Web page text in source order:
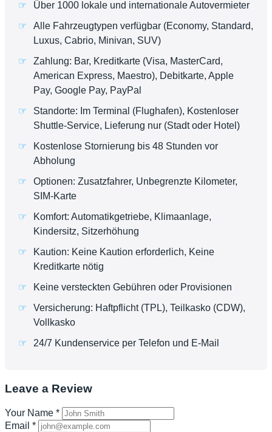
Über 1000 lokale und internationale Autovermieter
Alle Fahrzeugtypen verfügbar (Economy, Standard,
Luxus, Cabrio, Minivan, SUV)
Zahlung: Bar, Kreditkarte (Visa, MasterCard,
American Express, Maestro), Debitkarte, Apple
Pay, Google Pay, PayPal
Standorte: Im Terminal (Flughafen), Kostenloser
Shuttle-Service, Lieferung nur (Stadt oder Hotel)
Kostenlose Stornierung bis 48 Stunden vor
Abholung
Optionen: Zusatzfahrer, Unbegrenzte Kilometer,
SIM-Karte
Komfort: Automatikgetriebe, Klimaanlage,
Kindersitz, Sitzerhöhung
Kaution: Keine Kaution erforderlich, Keine
Kreditkarte nötig
Keine versteckten Gebühren oder Provisionen
Versicherung: Haftpflicht (TPL), Teilkasko (CDW),
Vollkasko
24/7 Kundenservice per Telefon und E-Mail
Leave a Review
Your Name *
Email *